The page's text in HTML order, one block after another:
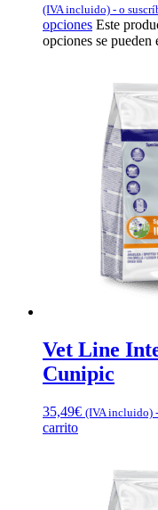
(IVA incluido) - o
opciones Este
opciones se
Vet Line
Cunipic
35,49€ (IVA incluido) -
carrito